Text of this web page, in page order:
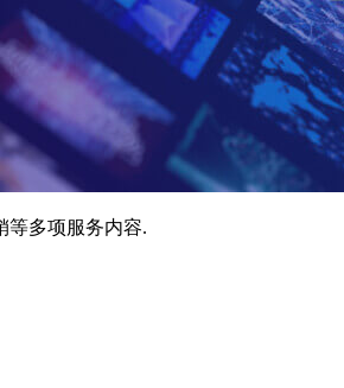
等多项服务内容.